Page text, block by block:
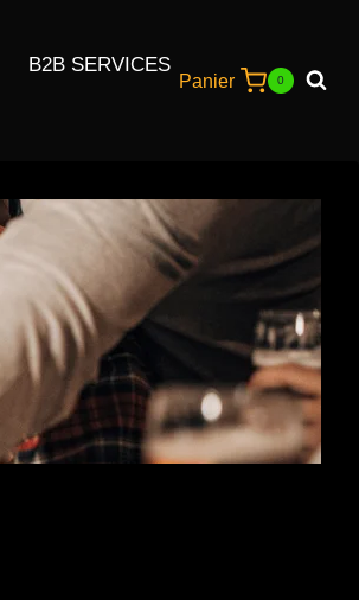
B2B SERVICES
Panier 0